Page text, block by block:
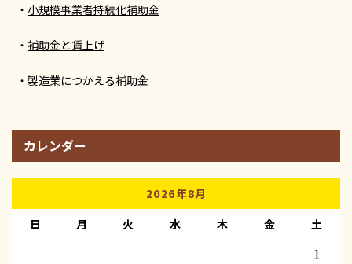
小規模事業者持続化補助金
補助金と賃上げ
製造業につかえる補助金
カレンダー
2026年8月
日
月 火 水 木 金 土
1